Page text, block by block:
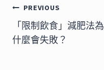
文
章
導
PREVIOUS
「限制飲食」減肥法為
什麼會失敗？